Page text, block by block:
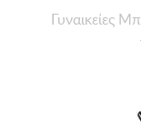
Γυναικείες